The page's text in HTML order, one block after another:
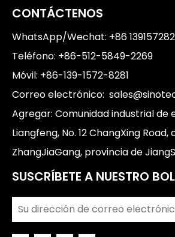
CONTÁCTENOS
WhatsApp/Wechat: +86
Teléfono: +86-512-5849-2269
Móvil: +86-139-1572-8281
Correo electrónico:
Agregar: Comunidad industrial de
Liangfeng, No. 12 ChangXing Road,
ZhangJiaGang, provincia de
SUSCRÍBETE A NUESTRO